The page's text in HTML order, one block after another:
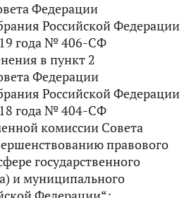
Федерации
Российской Федерации
года № 406-СФ
в пункт 2
Федерации
Российской Федерации
года № 404-СФ
комиссии Совета
правового
государственного
и муниципального